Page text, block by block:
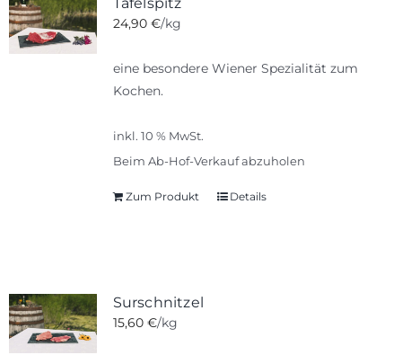
Tafelspitz
24,90 €/kg
eine besondere Wiener Spezialität zum
Kochen.
inkl. 10 % MwSt.
Beim Ab-Hof-Verkauf abzuholen
Zum Produkt Details
Surschnitzel
15,60 €/kg